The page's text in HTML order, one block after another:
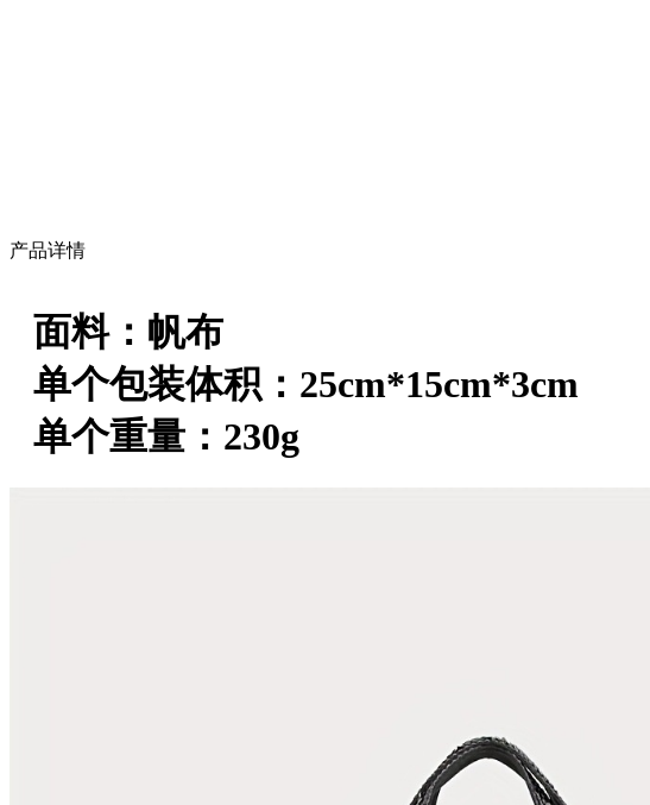
产品详情